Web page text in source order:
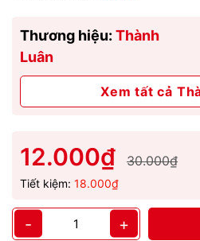
Thương hiệu: Thành
Luân
Xem tất cả
12.000₫ 30.000₫
Tiết kiệm: 18.000₫
- +